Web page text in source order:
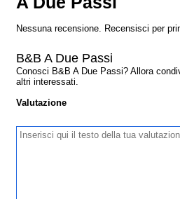
Nessuna recensione. Recensisci per
B&B A Due Passi
Conosci B&B A Due Passi? Allora
altri interessati.
Valutazione